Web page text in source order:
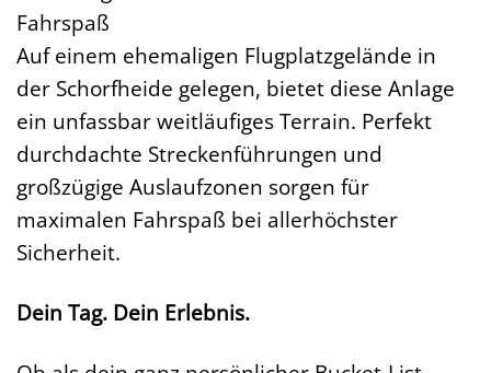
Fahrspaß
Auf einem ehemaligen Flugplatzgelände in
der Schorfheide gelegen, bietet diese Anlage
ein unfassbar weitläufiges Terrain. Perfekt
durchdachte Streckenführungen und
großzügige Auslaufzonen sorgen für
maximalen Fahrspaß bei allerhöchster
Sicherheit.
Dein Tag. Dein Erlebnis.